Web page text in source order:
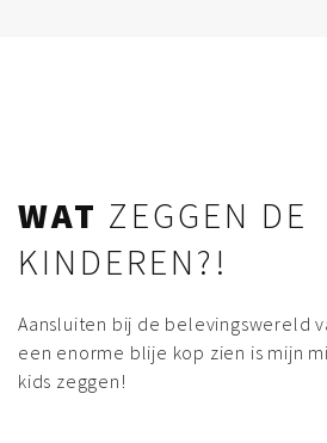
WAT ZEGGEN DE
KINDEREN?!
Aansluiten bij de belevingswereld
een enorme blije kop zien is mijn
kids zeggen!